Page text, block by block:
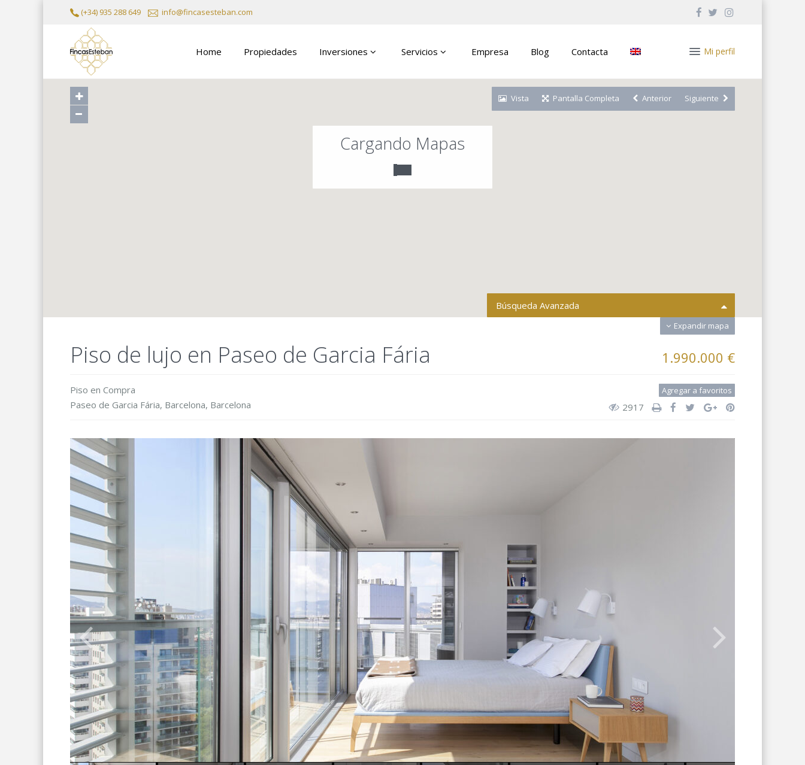
(+34) 935 288 649 info@fincasesteban.com
Mi perfil
Home Propiedades Inversiones Servicios Empresa Blog Contacta
Cargando Mapas
Expandir mapa
Vista Pantalla Completa Anterior Siguiente
Búsqueda Avanzada
Todas las areas
Dormitorios
Baños
Piso de lujo en Paseo de Garcia Fária 1.990.000 €
Piso en Compra
Paseo de Garcia Fária, Barcelona, Barcelona
Agregar a favoritos
2917